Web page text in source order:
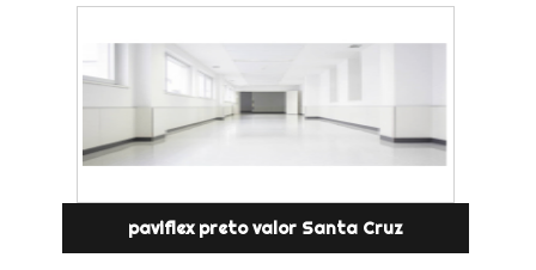
paviflex preto valor Santa Cruz